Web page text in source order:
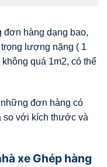
hàng dạng bao,
lượng nặng ( 1
quá 1m2, có thể
đơn hàng có
với kích thước và
xe Ghép hàng